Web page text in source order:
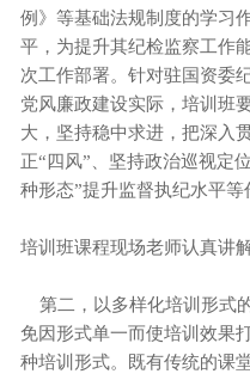
例》等基础法规制度的学习
平，为提升其纪检监察工作
次工作部署。针对驻国资委
党风廉政建设实际，培训班
大，坚持稳中求进，把深入
正“四风”、坚持政治巡视定
种形态”提升监督执纪水平等
培训班课程现场老师认真讲
第二，以多样化培训形式
免因形式单一而使培训效果
种培训形式。既有传统的课